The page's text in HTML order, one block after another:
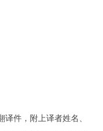
件，附上译者姓名、